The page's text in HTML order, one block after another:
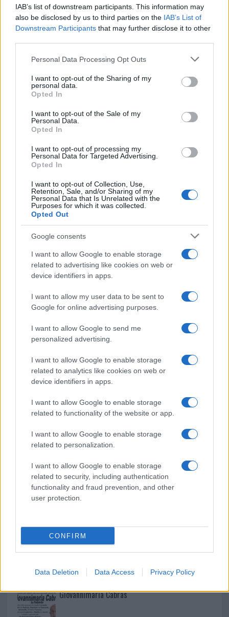
IAB’s list of downstream participants. This information may
also be disclosed by us to third parties on the IAB’s List of
Downstream Participants that may further disclose it to other
Please note that this website/app uses one or more Google
not limited to your visit or usage behaviour. You may click to
grant or deny consent to Google and its third-party tags to
use your data for below specified purposes in below Google
consent section.
Personal Data Processing Opt Outs
I want to opt-out of the Sharing of my
personal data.
Opted In
I want to opt-out of the Sale of my
Personal Data.
Opted In
I want to opt-out of processing my
Personal Data for Targeted Advertising.
Opted In
I want to opt-out of Collection, Use,
Retention, Sale, and/or Sharing of my
Personal Data that Is Unrelated with the
Purposes for which it was collected.
Opted Out
Google consents
I want to allow Google to enable storage
related to advertising like cookies on web or
device identifiers in apps.
I want to allow my user data to be sent to
Google for online advertising purposes.
I want to allow Google to send me
personalized advertising.
I want to allow Google to enable storage
related to analytics like cookies on web or
device identifiers in apps.
I want to allow Google to enable storage
related to functionality of the website or app.
I want to allow Google to enable storage
related to personalization.
I want to allow Google to enable storage
related to security, including authentication
functionality and fraud prevention, and other
user protection.
CONFIRM
Data Deletion Data Access Privacy Policy
Andrea Mura conquista Palau: grande
partecipazione per il suo racconto
Calangianus, allarme sul centro accoglienza
minori, Albieri: “Episodi gravissimi”
Gallura, finti clienti svuotano le suite: furto da
50mila nel resort
Meteo Olbia 7 agosto, sole e caldo tornano
NECROLOGIE
Mario Malu
Paolo Pinna
Martina Agostina Diturco
I nostri cari
I nostri cari
Giovannimaria Cabras